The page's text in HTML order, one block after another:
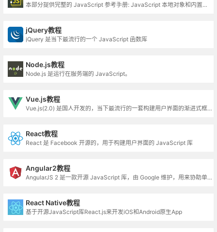
本部分提供完整的 JavaScript 参考手册: JavaScript 本地对象和内置对象
jQuery教程
jQuery 是当下最流行的一个 JavaScript 函数库
Node.js教程
Node.js 是运行在服务端的 JavaScript。
Vue.js教程
Vue.js(2.0) 是国人开发的，当下最流行的一套构建用户界面的渐进式框架之一
React教程
React 是 Facebook 开源的，用于构建用户界面的 JavaScript 库
Angular2教程
AngularJS 2 是一款开源 JavaScript 库，由 Google 维护，用来协助单一页面应用程序运行
React Native教程
基于开源JavaScript库React.js来开发iOS和Android原生App